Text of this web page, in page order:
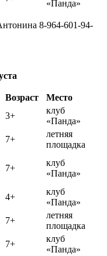
«Панда»
8-964-601-94-
Возраст
Место
3+
клуб
«Панда»
7+
летняя
площадка
7+
клуб
«Панда»
4+
клуб
«Панда»
7+
летняя
площадка
7+
клуб
«Панда»